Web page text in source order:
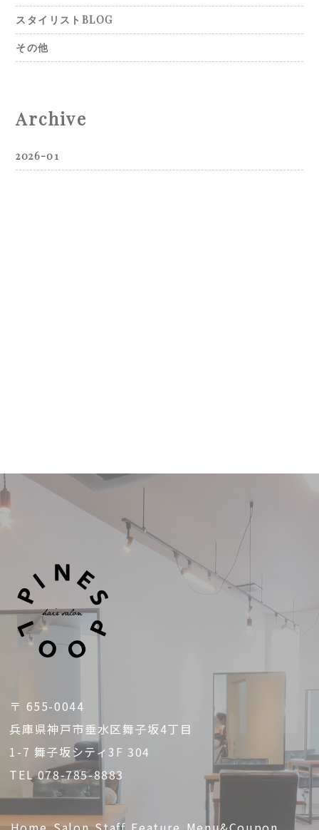
スタイリストBLOG
その他
Archive
2026-01
〒 655-0044
兵庫県神戸市垂水区舞子坂4丁目
1-7 舞子坂シティ3F 304
TEL 078-785-8883